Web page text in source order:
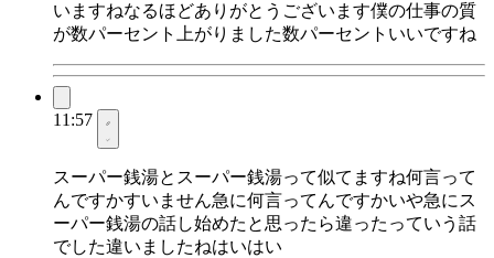
いますねなるほどありがとうございます僕の仕事の質
が数パーセント上がりました数パーセントいいですね
11:57
スーパー銭湯とスーパー銭湯って似てますね何言って
んですかすいません急に何言ってんですかいや急にス
ーパー銭湯の話し始めたと思ったら違ったっていう話
でした違いましたねはいはい